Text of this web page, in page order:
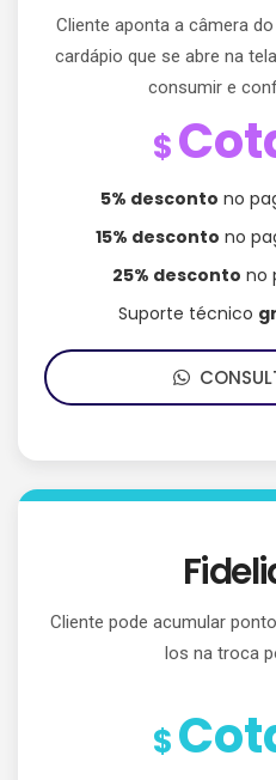
Cliente aponta a câmera
cardápio que se abre na
consumir e
$
5% desconto no
15% desconto no
25% desconto no
Suporte técnico
Cliente pode acumular
los na troca
$